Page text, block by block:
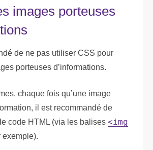
images porteuses
de ne pas utiliser CSS pour
porteuses d’informations.
chaque fois qu’une image
il est recommandé de
le code HTML (via les balises <img
exemple).